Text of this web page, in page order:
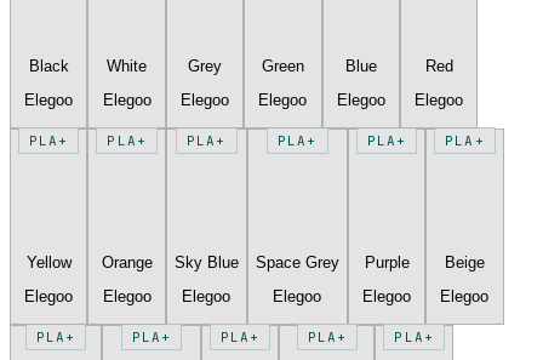
Black
Elegoo
White
Elegoo
Grey
Elegoo
Green
Elegoo
Blue
Elegoo
Red
Elegoo
PLA+
Yellow
Elegoo
PLA+
Orange
Elegoo
PLA+
Sky Blue
Elegoo
PLA+
Space Grey
Elegoo
PLA+
Purple
Elegoo
PLA+
Beige
Elegoo
PLA+ PLA+ PLA+ PLA+ PLA+